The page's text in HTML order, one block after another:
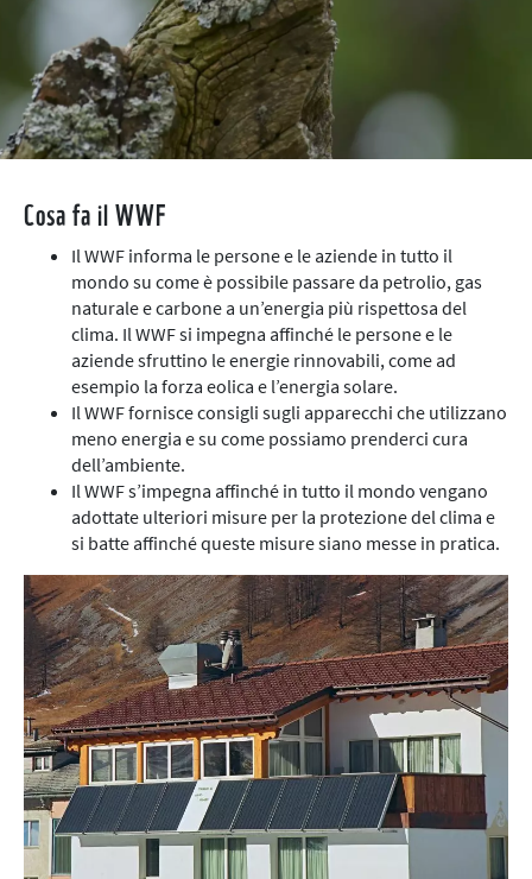
Cosa fa il WWF
Il WWF informa le persone e le aziende in tutto il
mondo su come è possibile passare da petrolio, gas
naturale e carbone a un’energia più rispettosa del
clima. Il WWF si impegna affinché le persone e le
aziende sfruttino le energie rinnovabili, come ad
esempio la forza eolica e l’energia solare.
Il WWF fornisce consigli sugli apparecchi che utilizzano
meno energia e su come possiamo prenderci cura
dell’ambiente.
Il WWF s’impegna affinché in tutto il mondo vengano
adottate ulteriori misure per la protezione del clima e
si batte affinché queste misure siano messe in pratica.